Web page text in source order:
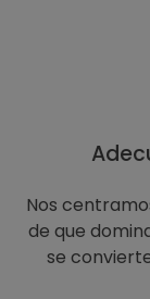
Nos
de que
se